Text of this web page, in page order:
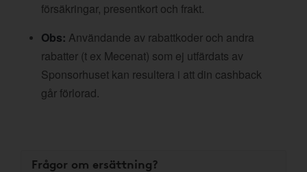
försäkringar, presentkort och frakt.
Obs: Användande av rabattkoder och andra
rabatter (t ex Mecenat) som ej utfärdats av
Sponsorhuset kan resultera i att din cashback
går förlorad.
Frågor om ersättning?